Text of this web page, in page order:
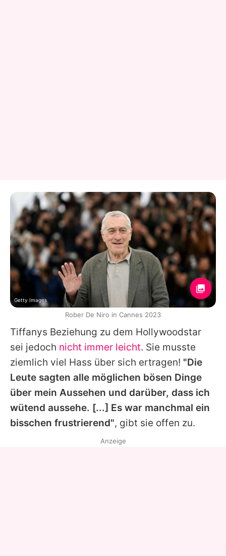
Tiffanys Beziehung zu dem Hollywoodstar
sei jedoch nicht immer leicht. Sie musste
ziemlich viel Hass über sich ertragen! "Die
Leute sagten alle möglichen bösen Dinge
über mein Aussehen und darüber, dass ich
wütend aussehe. [...] Es war manchmal ein
bisschen frustrierend", gibt sie offen zu.
Getty Images
Rober De Niro in Cannes 2023
Anzeige